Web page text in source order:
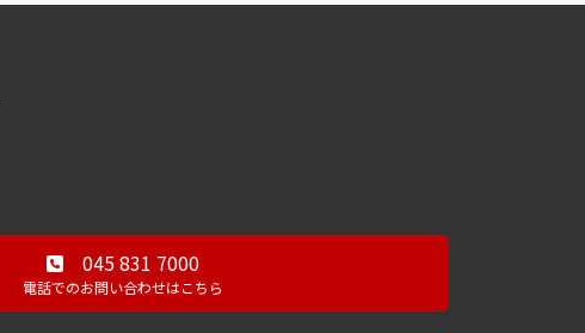
045 831 7000
電話でのお問い合わせはこちら